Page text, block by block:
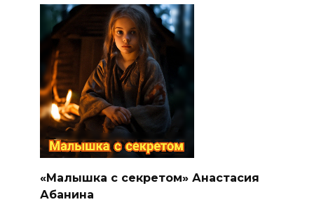
«Малышка с секретом» Анастасия
Абанина